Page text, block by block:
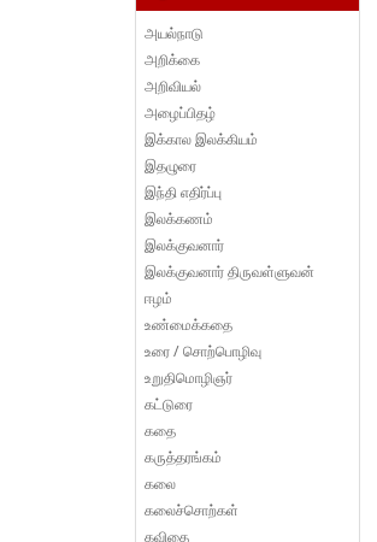
அயல்நாடு
அறிக்கை
அறிவியல்
அழைப்பிதழ்
இக்கால இலக்கியம்
இதழுரை
இந்தி எதிர்ப்பு
இலக்கணம்
இலக்குவனார்
இலக்குவனார் திருவள்ளுவன்
ஈழம்
உண்மைக்கதை
உரை / சொற்பொழிவு
உறுதிமொழிஞர்
கட்டுரை
கதை
கருத்தரங்கம்
கலை
கலைச்சொற்கள்
கவிதை